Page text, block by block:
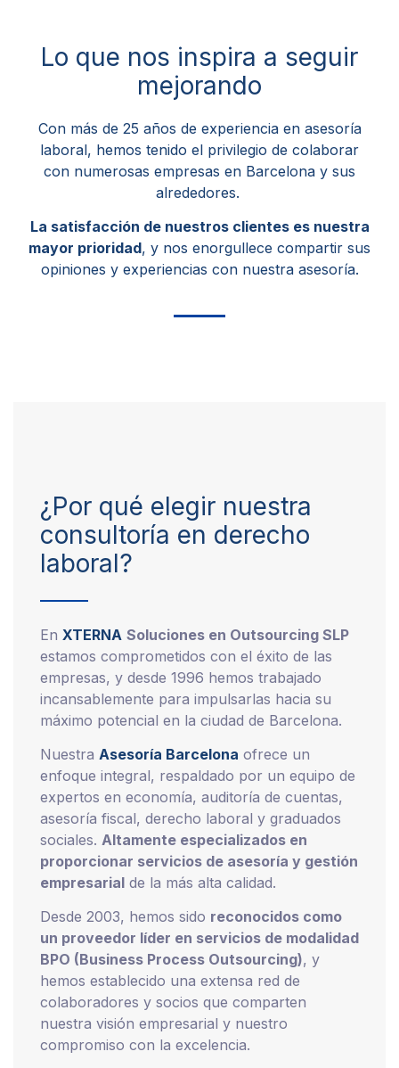
Lo que nos inspira a seguir
mejorando
Con más de 25 años de experiencia en asesoría
laboral, hemos tenido el privilegio de colaborar
con numerosas empresas en Barcelona y sus
alrededores.
La satisfacción de nuestros clientes es nuestra
mayor prioridad, y nos enorgullece compartir sus
opiniones y experiencias con nuestra asesoría.
¿Por qué elegir nuestra
consultoría en derecho
laboral?
En XTERNA Soluciones en Outsourcing SLP
estamos comprometidos con el éxito de las
empresas, y desde 1996 hemos trabajado
incansablemente para impulsarlas hacia su
máximo potencial en la ciudad de Barcelona.
Nuestra Asesoría Barcelona ofrece un
enfoque integral, respaldado por un equipo de
expertos en economía, auditoría de cuentas,
asesoría fiscal, derecho laboral y graduados
sociales. Altamente especializados en
proporcionar servicios de asesoría y gestión
empresarial de la más alta calidad.
Desde 2003, hemos sido reconocidos como
un proveedor líder en servicios de modalidad
BPO (Business Process Outsourcing), y
hemos establecido una extensa red de
colaboradores y socios que comparten
nuestra visión empresarial y nuestro
compromiso con la excelencia.